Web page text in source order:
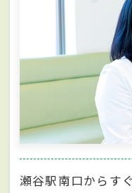
瀬谷駅南口からす